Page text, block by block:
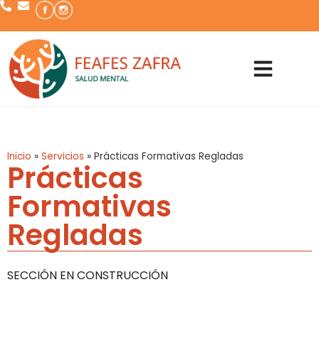
Inicio » Servicios » Prácticas Formativas Regladas
Prácticas
Formativas
Regladas
SECCIÓN EN CONSTRUCCIÓN